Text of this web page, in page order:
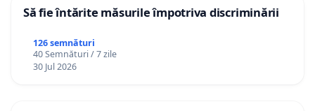
Să fie întărite măsurile împotriva discriminării
126 semnături
40 Semnături / 7 zile
30 Jul 2026